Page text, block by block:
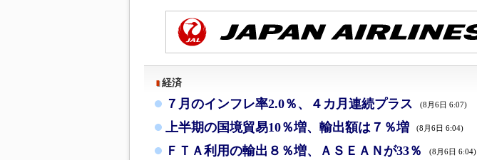
経済
７月のインフレ率2.0％、４カ月連続プラス (8月6日 6:07)
上半期の国境貿易10％増、輸出額は７％増 (8月6日 6:04)
ＦＴＡ利用の輸出８％増、ＡＳＥＡＮが33％ (8月6日 6:04)